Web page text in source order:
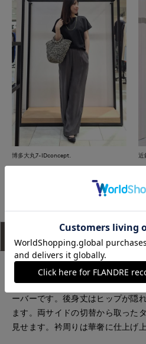
博多大丸7-IDconcept. 近
もっと見る
サイズ詳細
■デザイン
着丈に前後差をつけたバックロン
ーバーです。後身丈はヒップが隠
ます。両サイドの切替から取った
見せます。衿周りは華奢に仕上げ